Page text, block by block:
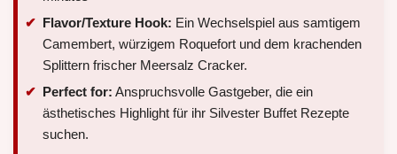
Flavor/Texture Hook: Ein Wechselspiel aus samtigem
Camembert, würzigem Roquefort und dem krachenden
Splittern frischer Meersalz Cracker.
Perfect for: Anspruchsvolle Gastgeber, die ein
ästhetisches Highlight für ihr Silvester Buffet Rezepte
suchen.